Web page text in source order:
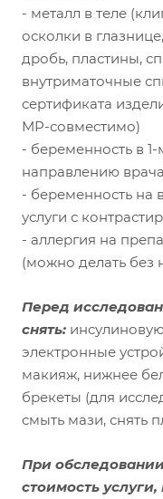
- металл в теле
осколки в
дробь, пластины,
внутриматочные
сертификата
МР-совместимо)
- беременность в
направлению
- беременность на
услуги с
- аллергия на
(можно делать без
Перед
снять:
электронные
макияж, нижнее
брекеты (для
смыть мази, снять
При
стоимость